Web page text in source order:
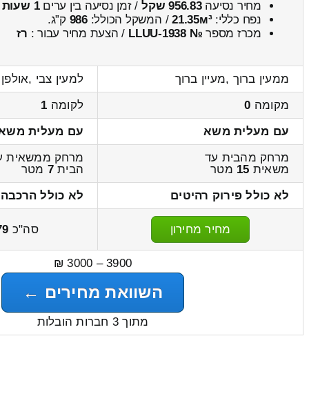
מחיר נסיעה956.83 שקל / זמן נסיעה בין ערים1 שעות , 24 דקות
נפח כללי:21.35м³/ המשקל הכולל:986 ק”ג.
מכרז מספר № LLUU-1938 / הצעת מחיר עבור : רז
ממעין ברוך ,מעיין ברוך
למעין צבי ,אולפן
מקומה 0 לקומה 1
עם מעלית משא
עם מעלית
מרחק מהבית עד
משאית 15 מטר
מרחק ממשאית
הבית7 מטר
לא כולל פירוק רהיטים
לא כולל
מחיר מחירון סה"כ
3900 – 3000 ₪
השוואת מחירים ←
מתוך 3 חברות הובלות